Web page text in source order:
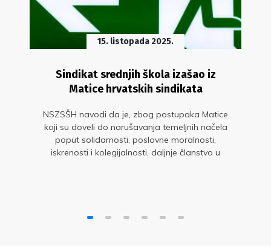
15. listopada 2025.
Sindikat srednjih škola izašao iz
Matice hrvatskih sindikata
NSZSŠH navodi da je, zbog postupaka Matice
koji su doveli do narušavanja temeljnih načela
poput solidarnosti, poslovne moralnosti,
iskrenosti i kolegijalnosti, daljnje članstvo u